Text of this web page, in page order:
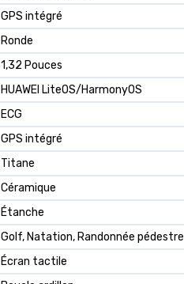
GPS intégré
Ronde
1,32 Pouces
HUAWEI LiteOS/HarmonyOS
ECG
GPS intégré
Titane
Céramique
Étanche
Golf, Natation, Randonnée pédestre
Écran tactile